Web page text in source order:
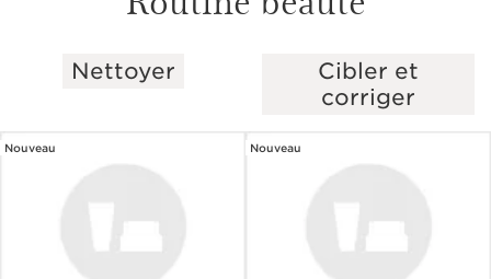
ALLER AU CONTENU
Nettoyer
Nouveau
Cibler et
corriger
Nouveau